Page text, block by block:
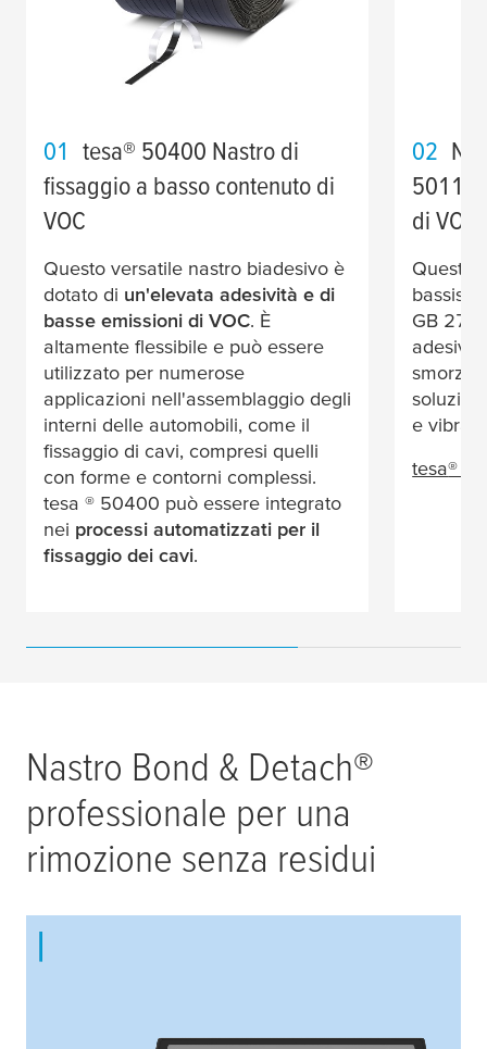
01 tesa® 50400 Nastro di
fissaggio a basso contenuto di
VOC
Questo versatile nastro biadesivo è
dotato di un'elevata adesività e di
basse emissioni di VOC. È
altamente flessibile e può essere
utilizzato per numerose
applicazioni nell'assemblaggio degli
interni delle automobili, come il
fissaggio di cavi, compresi quelli
con forme e contorni complessi.
tesa ® 50400 può essere integrato
nei processi automatizzati per il
fissaggio dei cavi.
02
50118
di VOC
Questo
GB
adesiva
e
tesa®
Nastro Bond & Detach®
professionale per una
rimozione senza residui